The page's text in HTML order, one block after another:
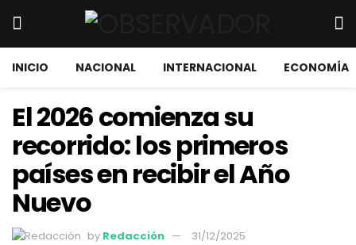
INICIO NACIONAL INTERNACIONAL ECONOMÍA
El 2026 comienza su
recorrido: los primeros
países en recibir el Año
Nuevo
by Redacción
31/12/2025